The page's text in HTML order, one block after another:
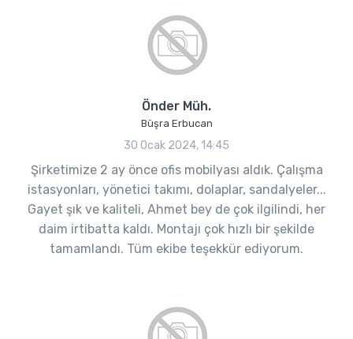
Önder Müh.
Büşra Erbucan
30 Ocak 2024, 14:45
Şirketimize 2 ay önce ofis mobilyası aldık. Çalışma
istasyonları, yönetici takımı, dolaplar, sandalyeler...
Gayet şık ve kaliteli, Ahmet bey de çok ilgilindi, her
daim irtibatta kaldı. Montajı çok hızlı bir şekilde
tamamlandı. Tüm ekibe teşekkür ediyorum.